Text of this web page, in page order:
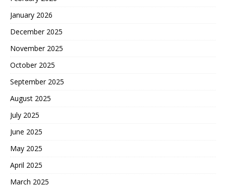
January 2026
December 2025
November 2025
October 2025
September 2025
August 2025
July 2025
June 2025
May 2025
April 2025
March 2025